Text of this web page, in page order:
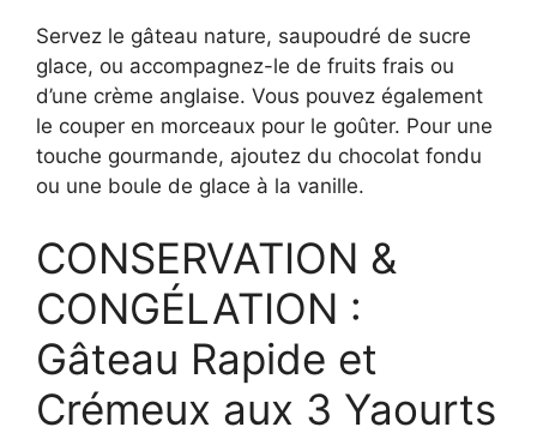
Servez le gâteau nature, saupoudré de sucre
glace, ou accompagnez-le de fruits frais ou
d’une crème anglaise. Vous pouvez également
le couper en morceaux pour le goûter. Pour une
touche gourmande, ajoutez du chocolat fondu
ou une boule de glace à la vanille.
CONSERVATION &
CONGÉLATION :
Gâteau Rapide et
Crémeux aux 3 Yaourts